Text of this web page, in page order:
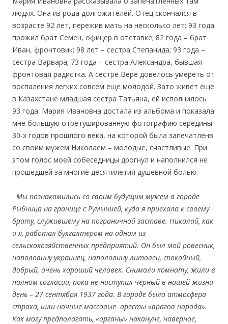
людях. Она из рода долгожителей. Отец скончался в
возрасте 92 лет, пережив мать на несколько лет; 93 года
прожил брат Семен, офицер в отставке; 82 года – брат
Иван, фронтовик; 98 лет – сестра Степанида; 93 года –
сестра Варвара; 73 года – сестра Александра, бывшая
фронтовая радистка. А сестре Вере довелось умереть от
воспаления легких совсем еще молодой. Зато живет еще
в Казахстане младшая сестра Татьяна, ей исполнилось
93 года. Мария Ивановна достала из альбома и показала
мне большую отретушированную фотографию середины
30-х годов прошлого века, на которой была запечатленв
со своим мужем Николаем – молодые, счастливые. При
этом голос моей собеседницы дрогнул и наполнился не
прошедшей за многие десятилетия душевной болью:
Мы познакомились со своим будущим мужем в городе
Рыбница на границе с Румынией, куда я приехала к своему
брату, служившему на пограничной заставе. Николай, как
и я, работал бухгалтером на одном из
сельскохозяйственных предприятий. Он был мой ровесник,
наполовину украинец, наполовину литовец, спокойный,
добрый, очень хороший человек. Снимали комнату, жили в
полном согласии, пока не наступил черный в нашей жизни
день – 27 сентября 1937 года. В городе была атмосфера
страха, шли ночные массовые аресты «врагов народа».
Как могу предполагать, «органы» накануне, наверное,